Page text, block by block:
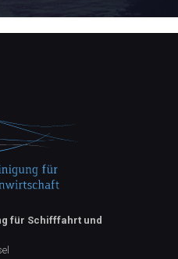
für Schifffahrt und